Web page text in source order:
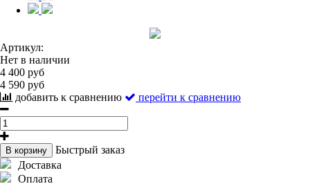
Артикул:
Нет в наличии
4 400 руб
4 590 руб
добавить к сравнению
перейти к сравнению
В корзину
Быстрый заказ
Доставка
Оплата